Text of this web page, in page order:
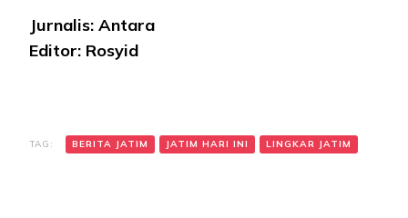
Jurnalis: Antara
Editor: Rosyid
TAG: BERITA JATIM JATIM HARI INI LINGKAR JATIM